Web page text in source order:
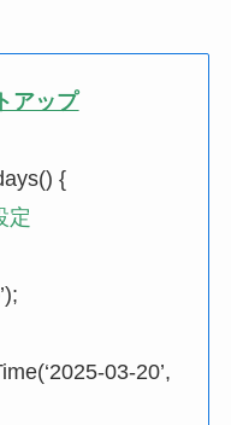
アップ
() {
定
);
(‘2025-03-20’,